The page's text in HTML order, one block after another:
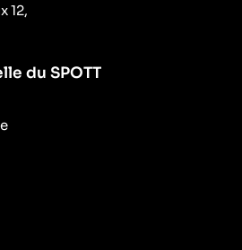
12,
du SPOTT